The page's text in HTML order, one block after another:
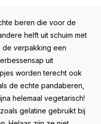
beren die voor de
helft uit schuim met
de verpakking een
uit
worden terecht ook
de echte pandaberen,
helemaal vegetarisch!
gelatine gebruikt bij